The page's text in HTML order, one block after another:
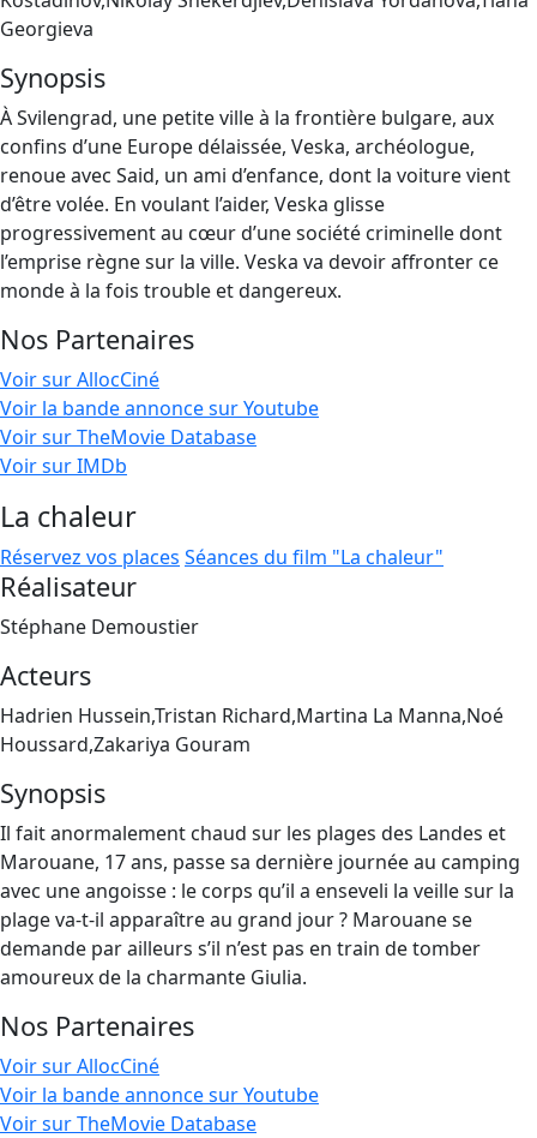
Georgieva
Synopsis
À Svilengrad, une petite ville à la frontière bulgare, aux
confins d’une Europe délaissée, Veska, archéologue,
renoue avec Said, un ami d’enfance, dont la voiture vient
d’être volée. En voulant l’aider, Veska glisse
progressivement au cœur d’une société criminelle dont
l’emprise règne sur la ville. Veska va devoir affronter ce
monde à la fois trouble et dangereux.
Nos Partenaires
Voir sur AllocCiné
Voir la bande annonce sur Youtube
Voir sur TheMovie Database
Voir sur IMDb
La chaleur
Réservez vos places Séances du film "La chaleur"
Réalisateur
Stéphane Demoustier
Acteurs
Hadrien Hussein,Tristan Richard,Martina La Manna,Noé
Houssard,Zakariya Gouram
Synopsis
Il fait anormalement chaud sur les plages des Landes et
Marouane, 17 ans, passe sa dernière journée au camping
avec une angoisse : le corps qu’il a enseveli la veille sur la
plage va-t-il apparaître au grand jour ? Marouane se
demande par ailleurs s’il n’est pas en train de tomber
amoureux de la charmante Giulia.
Nos Partenaires
Voir sur AllocCiné
Voir la bande annonce sur Youtube
Voir sur TheMovie Database